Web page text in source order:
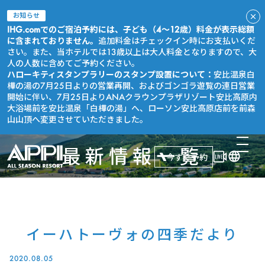
お知らせ
IHG.comでのご宿泊予約には、子ども（4～12歳）料金が表示総額
に含まれておりません。 追加料金はチェックイン時にお支払いくだ
さい。また、当ホテルでは13歳以上は大人料金となりますので、大
人の人数に含めてご予約ください。
ハローキティスタンプラリーのスタンプ設置について： 安比温泉白
樺の湯の7月25日よりの営業再開、およびゴンゴラ遊覧の連日営業
開始に伴い、7月25日よりANAクラウンプラザリゾート安比高原内
大浴場前を安比温泉「白樺の湯」へ、ローソン安比高原店前を前森
山山頂へ変更させていただきました。
今すぐ予約
最新情報一覧
イーハトーヴォの四季だより
2020.08.05